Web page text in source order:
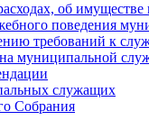
об имуществе
поведения
требований к
муниципальной
служащих
Cобрания